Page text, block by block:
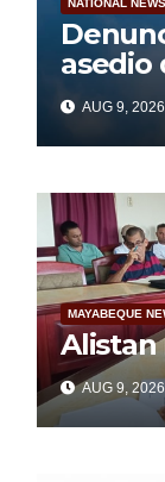
NATIONAL NEWS
asedio
AUG 9, 2026
MAYABEQUE
Alistan
AUG 9, 2026